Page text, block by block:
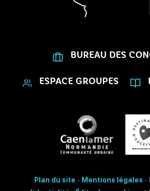
BUREAU DES
ESPACE GROUPES
Plan du site - Mentions légales -